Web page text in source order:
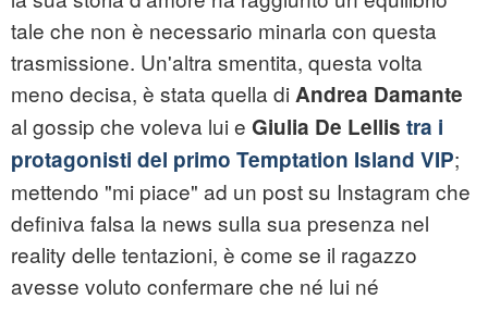
tale che non è necessario minarla con questa
trasmissione. Un'altra smentita, questa volta
meno decisa, è stata quella di Andrea Damante
al gossip che voleva lui e Giulia De Lellis tra i
protagonisti del primo Temptation Island VIP;
mettendo "mi piace" ad un post su Instagram che
definiva falsa la news sulla sua presenza nel
reality delle tentazioni, è come se il ragazzo
avesse voluto confermare che né lui né